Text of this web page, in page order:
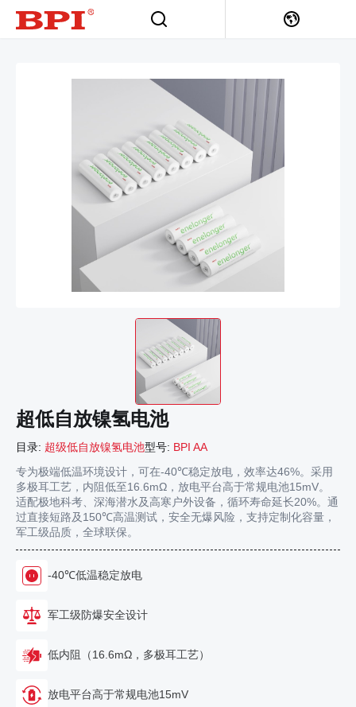
首页>电池产品中心 镍氢电池
超低自放镍氢电池
目录: 超级低自放镍氢电池型号: BPI AA
专为极端低温环境设计，可在-40℃稳定放电，效率达46%。采用
多极耳工艺，内阻低至16.6mΩ，放电平台高于常规电池15mV。
适配极地科考、深海潜水及高寒户外设备，循环寿命延长20%。通
过直接短路及150℃高温测试，安全无爆风险，支持定制化容量，
军工级品质，全球联保。
-40℃低温稳定放电
军工级防爆安全设计
低内阻（16.6mΩ，多极耳工艺）
放电平台高于常规电池15mV